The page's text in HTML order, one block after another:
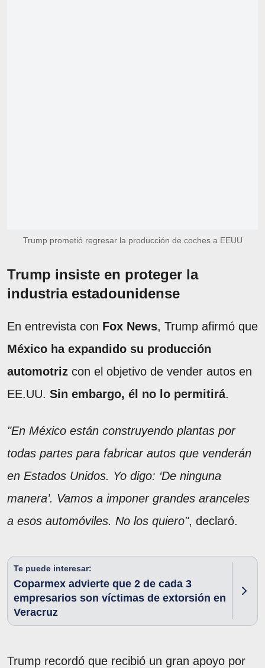
Trump prometió regresar la producción de coches a EEUU
Trump insiste en proteger la
industria estadounidense
En entrevista con Fox News, Trump afirmó que
México ha expandido su producción
automotriz con el objetivo de vender autos en
EE.UU. Sin embargo, él no lo permitirá.
"En México están construyendo plantas por
todas partes para fabricar autos que venderán
en Estados Unidos. Yo digo: ‘De ninguna
manera’. Vamos a imponer grandes aranceles
a esos automóviles. No los quiero", declaró.
Te puede interesar:
Coparmex advierte que 2 de cada 3
empresarios son víctimas de extorsión en
Veracruz
Trump recordó que recibió un gran apoyo por